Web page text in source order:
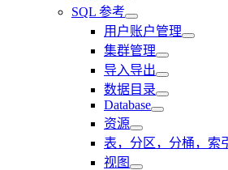
SQL 参考
用户账户管理
集群管理
导入导出
数据目录
Database
资源
表，分区，分桶，索引
视图